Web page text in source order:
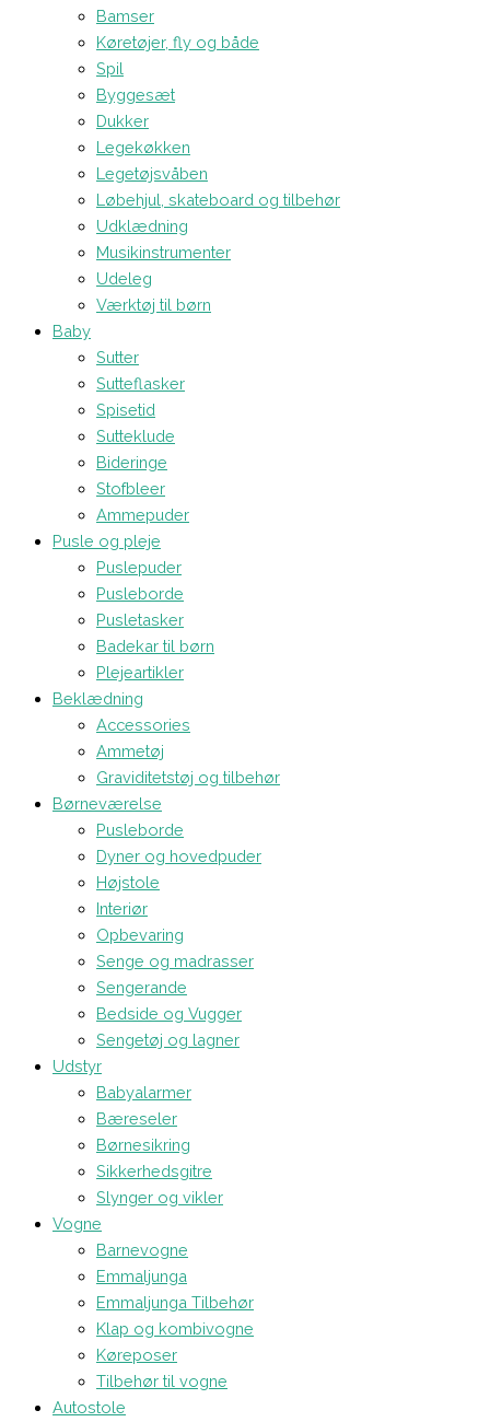
Bamser
Køretøjer, fly og både
Spil
Byggesæt
Dukker
Legekøkken
Legetøjsvåben
Løbehjul, skateboard og tilbehør
Udklædning
Musikinstrumenter
Udeleg
Værktøj til børn
Baby
Sutter
Sutteflasker
Spisetid
Sutteklude
Bideringe
Stofbleer
Ammepuder
Pusle og pleje
Puslepuder
Pusleborde
Pusletasker
Badekar til børn
Plejeartikler
Beklædning
Accessories
Ammetøj
Graviditetstøj og tilbehør
Børneværelse
Pusleborde
Dyner og hovedpuder
Højstole
Interiør
Opbevaring
Senge og madrasser
Sengerande
Bedside og Vugger
Sengetøj og lagner
Udstyr
Babyalarmer
Bæreseler
Børnesikring
Sikkerhedsgitre
Slynger og vikler
Vogne
Barnevogne
Emmaljunga
Emmaljunga Tilbehør
Klap og kombivogne
Køreposer
Tilbehør til vogne
Autostole